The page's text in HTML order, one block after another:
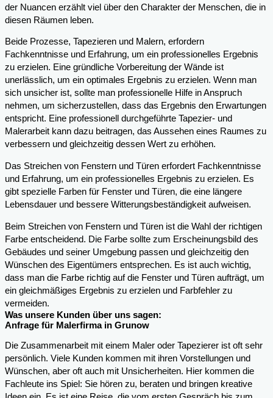
der Nuancen erzählt viel über den Charakter der Menschen, die in
diesen Räumen leben.
Beide Prozesse, Tapezieren und Malern, erfordern
Fachkenntnisse und Erfahrung, um ein professionelles Ergebnis
zu erzielen. Eine gründliche Vorbereitung der Wände ist
unerlässlich, um ein optimales Ergebnis zu erzielen. Wenn man
sich unsicher ist, sollte man professionelle Hilfe in Anspruch
nehmen, um sicherzustellen, dass das Ergebnis den Erwartungen
entspricht. Eine professionell durchgeführte Tapezier- und
Malerarbeit kann dazu beitragen, das Aussehen eines Raumes zu
verbessern und gleichzeitig dessen Wert zu erhöhen.
Das Streichen von Fenstern und Türen erfordert Fachkenntnisse
und Erfahrung, um ein professionelles Ergebnis zu erzielen. Es
gibt spezielle Farben für Fenster und Türen, die eine längere
Lebensdauer und bessere Witterungsbeständigkeit aufweisen.
Beim Streichen von Fenstern und Türen ist die Wahl der richtigen
Farbe entscheidend. Die Farbe sollte zum Erscheinungsbild des
Gebäudes und seiner Umgebung passen und gleichzeitig den
Wünschen des Eigentümers entsprechen. Es ist auch wichtig,
dass man die Farbe richtig auf die Fenster und Türen aufträgt, um
ein gleichmäßiges Ergebnis zu erzielen und Farbfehler zu
vermeiden.
Was unsere Kunden über uns sagen:
Anfrage für Malerfirma in Grunow
Die Zusammenarbeit mit einem Maler oder Tapezierer ist oft sehr
persönlich. Viele Kunden kommen mit ihren Vorstellungen und
Wünschen, aber oft auch mit Unsicherheiten. Hier kommen die
Fachleute ins Spiel: Sie hören zu, beraten und bringen kreative